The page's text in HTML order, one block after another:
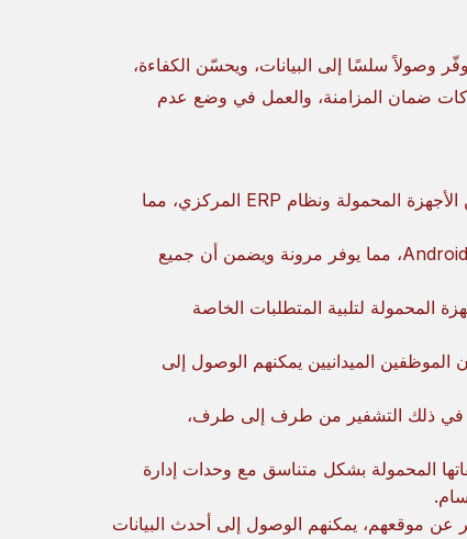
وصولاً سلسًا إلى البيانات، ويحسّن الكفاءة،
ضمان المزامنة، والعمل في وضع عدم
يتم تحديث البيانات بشكل مستمر بين الأجهزة المحمولة ونظام ERP المركزي، مما
يدعم التطبيقات المحمولة على كل من iOS وAndroid، مما يوفر مرونة ويضمن أن جميع
المحمولة لتلبية المتطلبات الخاصة
الميدانيين يمكنهم الوصول إلى
في ذلك التشفير من طرف إلى طرف،
المحمولة بشكل متناسق مع وحدات إدارة
عن موقعهم، يمكنهم الوصول إلى أحدث البيانات